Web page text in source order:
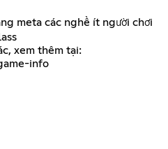
meta các nghề ít người chơi
xem thêm tại:
info